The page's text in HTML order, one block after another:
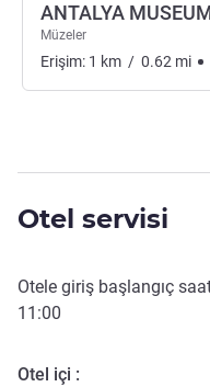
ANTALYA
Müzeler
Erişim: 1 km / 0.62 mi
Otel servisi
Otele giriş başlangıç
11:00
Otel içi